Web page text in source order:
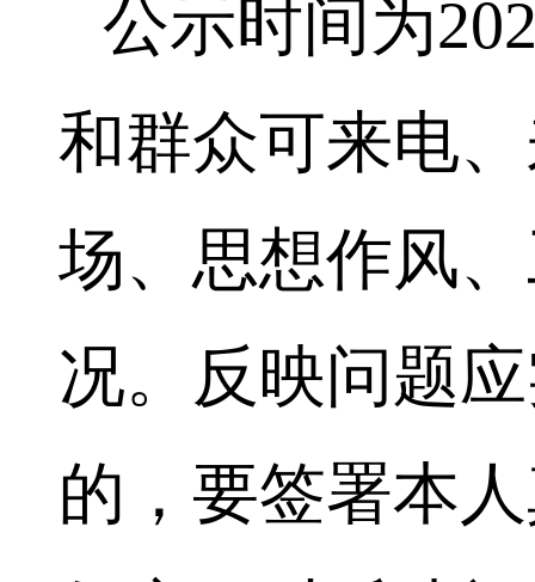
公示时间为
和群众可来电
场、思想作风
况。反映问题
的，要签署本